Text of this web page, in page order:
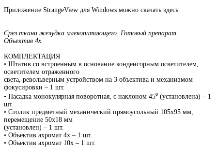
Приложение StrangeView для Windows можно скачать здесь.
Срез ткани желудка млекопитающего. Готовый препарат.
Объектив 4х.
КОМПЛЕКТАЦИЯ
• Штатив со встроенным в основание конденсорным осветителем,
осветителем отраженного
света, револьверным устройством на 3 объектива и механизмом
фокусировки – 1 шт.
• Насадка монокулярная поворотная, с наклоном 45⁰ (установлена) – 1
шт.
• Столик предметный механический прямоугольный 105х95 мм,
перемещение 50х18 мм
(установлен) – 1 шт.
• Объектив ахромат 4x – 1 шт.
• Объектив ахромат 10x – 1 шт.